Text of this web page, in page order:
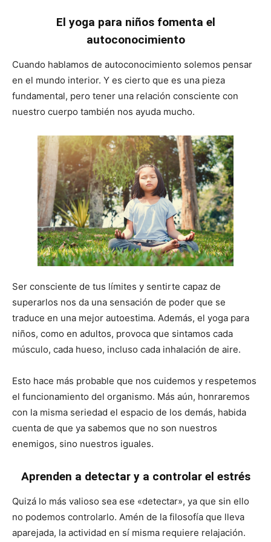
El yoga para niños fomenta el
autoconocimiento
Cuando hablamos de autoconocimiento solemos pensar
en el mundo interior. Y es cierto que es una pieza
fundamental, pero tener una relación consciente con
nuestro cuerpo también nos ayuda mucho.
Ser consciente de tus límites y sentirte capaz de
superarlos nos da una sensación de poder que se
traduce en una mejor autoestima. Además, el yoga para
niños, como en adultos, provoca que sintamos cada
músculo, cada hueso, incluso cada inhalación de aire.
Esto hace más probable que nos cuidemos y respetemos
el funcionamiento del organismo. Más aún, honraremos
con la misma seriedad el espacio de los demás, habida
cuenta de que ya sabemos que no son nuestros
enemigos, sino nuestros iguales.
Aprenden a detectar y a controlar el estrés
Quizá lo más valioso sea ese «detectar», ya que sin ello
no podemos controlarlo. Amén de la filosofía que lleva
aparejada, la actividad en sí misma requiere relajación.